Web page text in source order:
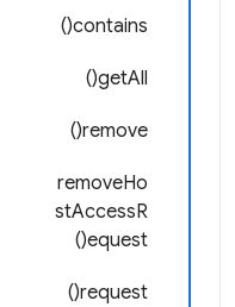
contains()
getAll()
remove()
removeHo
stAccessR
equest()
request()